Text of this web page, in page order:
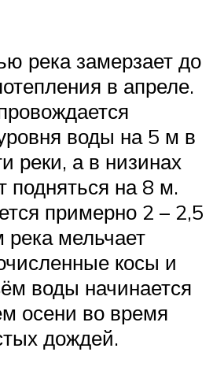
река замерзает до
в апреле.
воды на 5 м в
реки, а в низинах
подняться на 8 м.
примерно 2 – 2,5
мельчает
косы и
воды начинается
осени во время
дождей.